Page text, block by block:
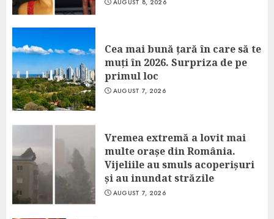
AUGUST 8, 2026
Cea mai bună țară în care să te
muți în 2026. Surpriza de pe
primul loc
AUGUST 7, 2026
Vremea extremă a lovit mai
multe orașe din România.
Vijeliile au smuls acoperișuri
și au inundat străzile
AUGUST 7, 2026